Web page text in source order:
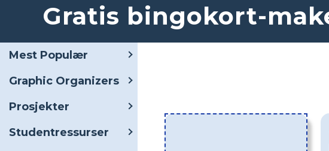
Gratis bingokort-
Mest Populær
Graphic Organizers
Prosjekter
Studentressurser